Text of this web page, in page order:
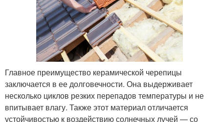
Главное преимущество керамической черепицы
заключается в ее долговечности. Она выдерживает
несколько циклов резких перепадов температуры и не
впитывает влагу. Также этот материал отличается
устойчивостью к воздействию солнечных лучей — со